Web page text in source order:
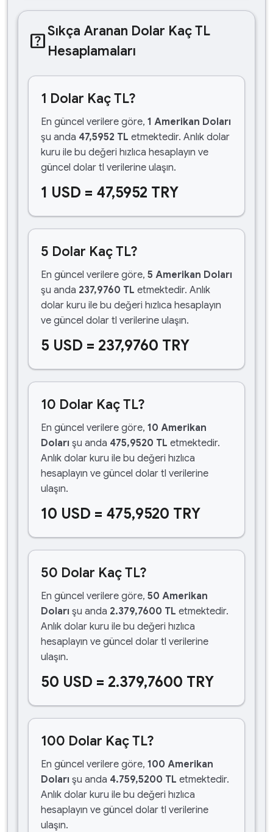
help_centerSıkça Aranan Dolar Kaç TL
Hesaplamaları
1 Dolar Kaç TL?
En güncel verilere göre, 1 Amerikan Doları
şu anda 47,5952 TL etmektedir. Anlık dolar
kuru ile bu değeri hızlıca hesaplayın ve
güncel dolar tl verilerine ulaşın.
1 USD = 47,5952 TRY
5 Dolar Kaç TL?
En güncel verilere göre, 5 Amerikan Doları
şu anda 237,9760 TL etmektedir. Anlık
dolar kuru ile bu değeri hızlıca hesaplayın
ve güncel dolar tl verilerine ulaşın.
5 USD = 237,9760 TRY
10 Dolar Kaç TL?
En güncel verilere göre, 10 Amerikan
Doları şu anda 475,9520 TL etmektedir.
Anlık dolar kuru ile bu değeri hızlıca
hesaplayın ve güncel dolar tl verilerine
ulaşın.
10 USD = 475,9520 TRY
50 Dolar Kaç TL?
En güncel verilere göre, 50 Amerikan
Doları şu anda 2.379,7600 TL etmektedir.
Anlık dolar kuru ile bu değeri hızlıca
hesaplayın ve güncel dolar tl verilerine
ulaşın.
50 USD = 2.379,7600 TRY
100 Dolar Kaç TL?
En güncel verilere göre, 100 Amerikan
Doları şu anda 4.759,5200 TL etmektedir.
Anlık dolar kuru ile bu değeri hızlıca
hesaplayın ve güncel dolar tl verilerine
ulaşın.